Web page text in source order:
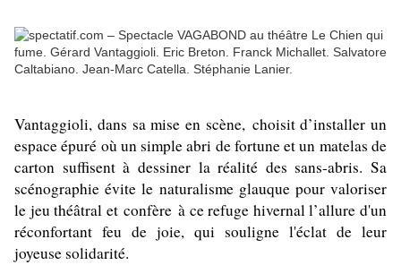
Vantaggioli, dans sa mise en scène, choisit d’installer un
espace épuré où un simple abri de fortune et un matelas de
carton suffisent à dessiner la réalité des sans-abris. Sa
scénographie évite le naturalisme glauque pour valoriser
le jeu théâtral etconfère à ce refuge hivernal l’allure d'un
réconfortant feu de joie, qui souligne l'éclat de leur
joyeuse solidarité.